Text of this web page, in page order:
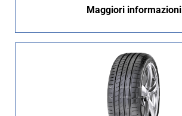
Maggiori informazioni